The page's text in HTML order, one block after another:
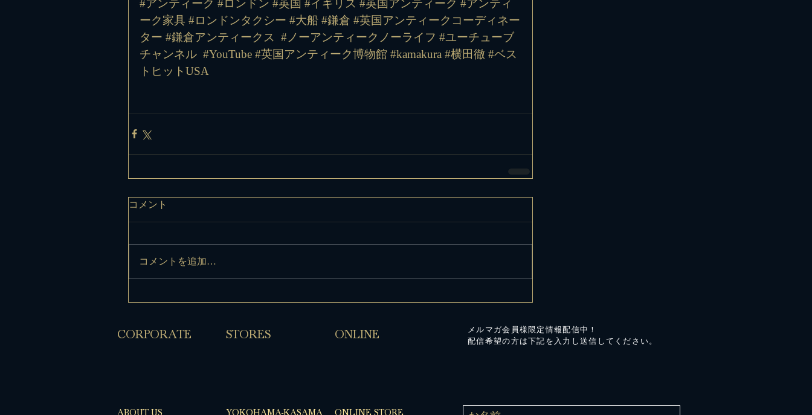
#アンティーク #ロンドン #英国 #イギリス #英国アンティーク #アンティ
ーク家具 #ロンドンタクシー #大船 #鎌倉 #英国アンティークコーディネー
ター #鎌倉アンティークス
#ノーアンティークノーライフ #ユーチューブ
チャンネル #YouTube #英国アンティーク博物館 #kamakura #横田徹 #ベス
トヒットUSA
コメント
コメントを追加…
​CORPORATE ​STORES ONLINE
メルマガ会員様限定情報配信中！
配信希望の方は下記を入力し送信してください。
ABOUT US YOKOHAMA-KASAMA ONLINE STORE